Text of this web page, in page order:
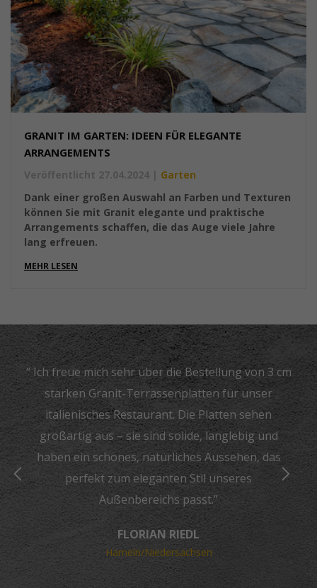
GRANIT IM GARTEN: IDEEN FÜR ELEGANTE
ARRANGEMENTS
Veröffentlicht 27.04.2024 | Garten
Dank einer großen Auswahl an Farben und Texturen
können Sie mit Granit elegante und praktische
Arrangements schaffen, die das Auge viele Jahre
lang erfreuen.
MEHR LESEN
“ Ich freue mich sehr über die Bestellung von 3 cm
starken Granit-Terrassenplatten für unser
italienisches Restaurant. Die Platten sehen
großartig aus – sie sind solide, langlebig und
haben ein schönes, natürliches Aussehen, das
perfekt zum eleganten Stil unseres
Außenbereichs passt.”
FLORIAN RIEDL
Hameln/Niedersachsen